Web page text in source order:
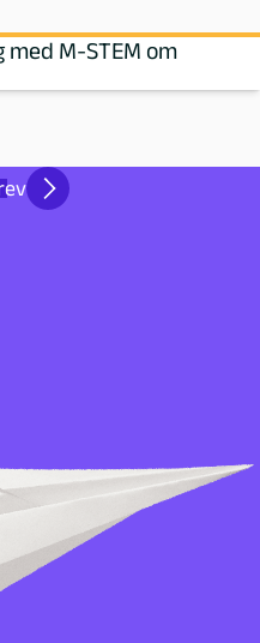
M‑STEM om